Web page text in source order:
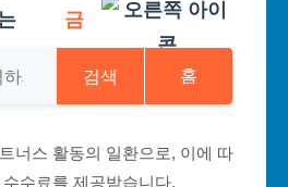
금
검색 홈
너스 활동의 일환으로, 이에 따
수료를 제공받습니다.